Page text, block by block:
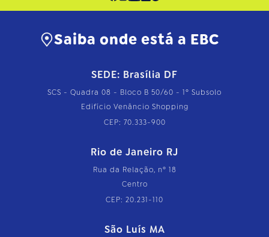
Saiba onde está a EBC
SEDE: Brasília DF
SCS - Quadra 08 - Bloco B 50/60 - 1º Subsolo
Edifício Venâncio Shopping
CEP: 70.333-900
Rio de Janeiro RJ
Rua da Relação, nº 18
Centro
CEP: 20.231-110
São Luís MA